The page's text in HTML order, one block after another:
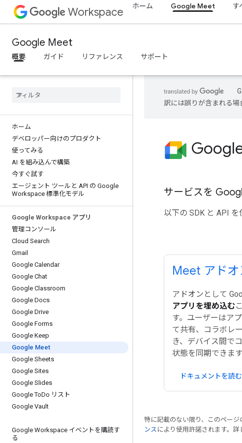
Workspace ホーム Google Meet す
Google Meet
概要 ガイド リファレンス サポート
ホーム
デベロッパー向けのプロダクト
使ってみる
AI を組み込んで構築
今すぐ試す
エージェント ツールと API の Google
Workspace 標準化モデル
Google Workspace アプリ
管理コンソール
Cloud Search
Gmail
Google Calendar
Google Chat
Google Classroom
Google Docs
Google Drive
Google Forms
Google Keep
Google Meet
Google Sheets
Google Sites
Google Slides
Google ToDo リスト
Google Vault
Google Workspace イベントを購読す
る
訳には誤りが含まれる場
サービスを
以下の SDK と API を
Meet アドオ
アドオンとして
アプリを埋め込む
す。ユーザーはア
て共有、コラボレ
き、デバイス間で
状態を同期できます
ドキュメントを読む
特に記載のない限り、このページ
ンス により使用許諾されます。詳